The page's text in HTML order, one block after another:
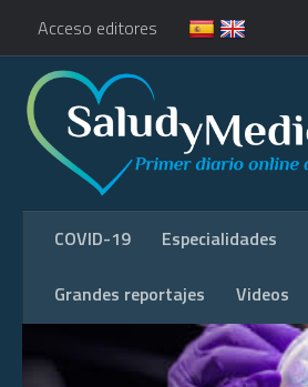
Acceso editores
COVID-19 Especialidades
Grandes reportajes Videos